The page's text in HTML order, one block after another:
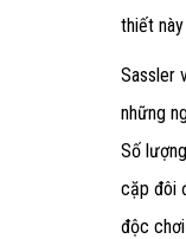
thiết
Sassler
những
Số
cặp đôi
độc